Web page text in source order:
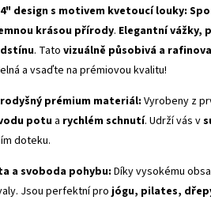
design s motivem kvetoucí louky:
krásou přírody. Elegantní vážky,
. Tato vizuálně působivá a
a vsaďte na prémiovou kvalitu!
prémium materiál: Vyrobeny z
potu a rychlém schnutí. Udrží vás v
doteku.
a svoboda pohybu: Díky vysokému
Jsou perfektní pro jógu, pilates,